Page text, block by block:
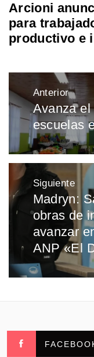
Arcioni
para
productivo e
Navegación
de
entradas
Anterior
Entrada
anterior:
Avanza el
escuelas
Siguiente
Entrada
siguiente:
Madryn:
obras de
avanzar
ANP «El